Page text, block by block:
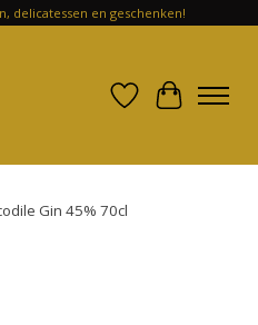
delicatessen en geschenken!
Verlanglijst
Gin 45% 70cl